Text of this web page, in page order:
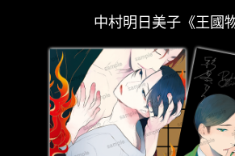
中村明日美子《王國